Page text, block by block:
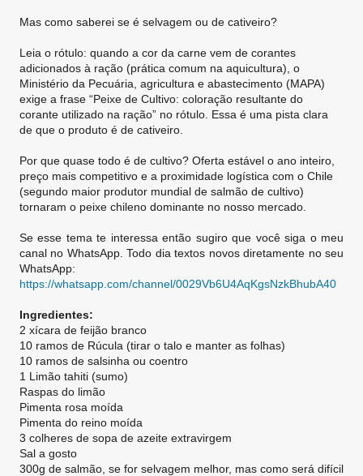
Mas como saberei se é selvagem ou de cativeiro?
Leia o rótulo: quando a cor da carne vem de corantes
adicionados à ração (prática comum na aquicultura), o
Ministério da Pecuária, agricultura e abastecimento (MAPA)
exige a frase “Peixe de Cultivo: coloração resultante do
corante utilizado na ração” no rótulo. Essa é uma pista clara
de que o produto é de cativeiro.
Por que quase todo é de cultivo? Oferta estável o ano inteiro,
preço mais competitivo e a proximidade logística com o Chile
(segundo maior produtor mundial de salmão de cultivo)
tornaram o peixe chileno dominante no nosso mercado.
Se esse tema te interessa então sugiro que você siga o meu
canal no WhatsApp. Todo dia textos novos diretamente no seu
WhatsApp:
https://whatsapp.com/channel/0029Vb6U4AqKgsNzkBhubA40
Ingredientes:
2 xícara de feijão branco
10 ramos de Rúcula (tirar o talo e manter as folhas)
10 ramos de salsinha ou coentro
1 Limão tahiti (sumo)
Raspas do limão
Pimenta rosa moída
Pimenta do reino moída
3 colheres de sopa de azeite extravirgem
Sal a gosto
300g de salmão, se for selvagem melhor, mas como será difícil